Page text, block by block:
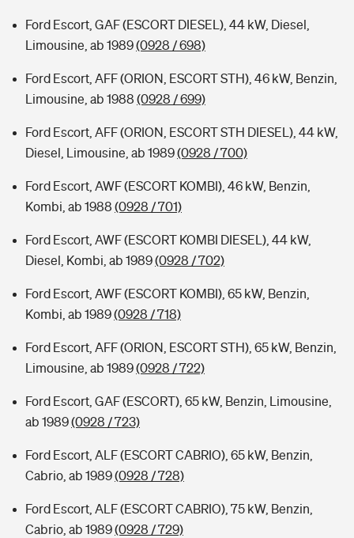
Ford Escort, GAF (ESCORT DIESEL), 44 kW, Diesel,
Limousine, ab 1989(0928 / 698)
Ford Escort, AFF (ORION, ESCORT STH), 46 kW, Benzin,
Limousine, ab 1988 (0928 / 699)
Ford Escort, AFF (ORION, ESCORT STH DIESEL), 44 kW,
Diesel, Limousine, ab 1989(0928 / 700)
Ford Escort, AWF (ESCORT KOMBI), 46 kW, Benzin,
Kombi, ab 1988 (0928 / 701)
Ford Escort, AWF (ESCORT KOMBI DIESEL), 44 kW,
Diesel, Kombi, ab 1989(0928 / 702)
Ford Escort, AWF (ESCORT KOMBI), 65 kW, Benzin,
Kombi, ab 1989(0928 / 718)
Ford Escort, AFF (ORION, ESCORT STH), 65 kW, Benzin,
Limousine, ab 1989(0928 / 722)
Ford Escort, GAF (ESCORT), 65 kW, Benzin, Limousine,
ab 1989(0928 / 723)
Ford Escort, ALF (ESCORT CABRIO), 65 kW, Benzin,
Cabrio, ab 1989(0928 / 728)
Ford Escort, ALF (ESCORT CABRIO), 75 kW, Benzin,
Cabrio, ab 1989(0928 / 729)